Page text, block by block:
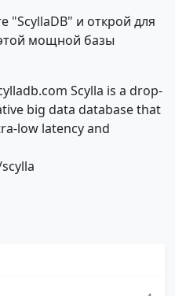
"ScyllaDB" и открой для
мощной базы
Scylla is a drop-
big data database that
low latency and